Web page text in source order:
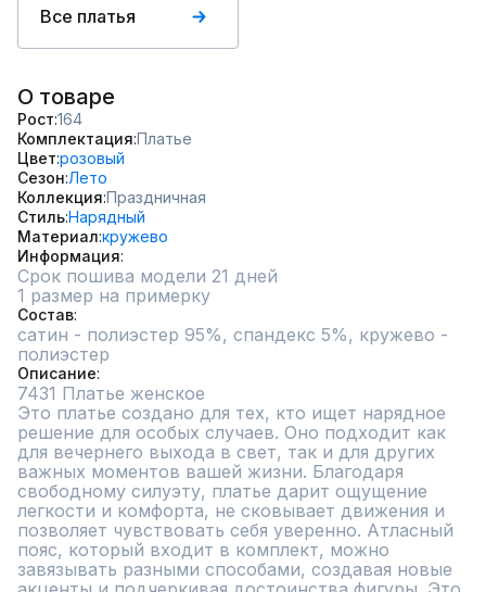
Все платья
О товаре
Рост 164
Комплектация Платье
Цвет розовый
Сезон Лето
Коллекция Праздничная
СтильНарядный
Материал кружево
Информация
Срок пошива модели 21 дней
1 размер на примерку
Состав
сатин - полиэстер 95%, спандекс 5%, кружево -
полиэстер
Описание
7431 Платье женское
Это платье создано для тех, кто ищет нарядное
решение для особых случаев. Оно подходит как
для вечернего выхода в свет, так и для других
важных моментов вашей жизни. Благодаря
свободному силуэту, платье дарит ощущение
легкости и комфорта, не сковывает движения и
позволяет чувствовать себя уверенно. Атласный
пояс, который входит в комплект, можно
завязывать разными способами, создавая новые